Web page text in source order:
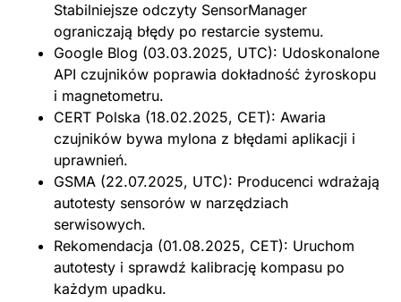
Stabilniejsze odczyty SensorManager
ograniczają błędy po restarcie systemu.
Google Blog (03.03.2025, UTC): Udoskonalone
API czujników poprawia dokładność żyroskopu
i magnetometru.
CERT Polska (18.02.2025, CET): Awaria
czujników bywa mylona z błędami aplikacji i
uprawnień.
GSMA (22.07.2025, UTC): Producenci wdrażają
autotesty sensorów w narzędziach
serwisowych.
Rekomendacja (01.08.2025, CET): Uruchom
autotesty i sprawdź kalibrację kompasu po
każdym upadku.